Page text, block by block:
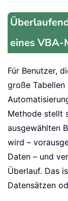
eines VBA-
Für Benutzer,
große
Methode stellt
ausgewählten
wird –
Daten – und
Überlauf. Das
Datensätzen